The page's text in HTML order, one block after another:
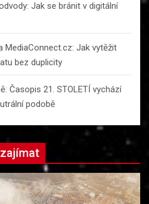
Jak se bránit v digitální
Jak vytěžit
bez duplicity
Časopis 21. STOLETÍ vychází
podobě